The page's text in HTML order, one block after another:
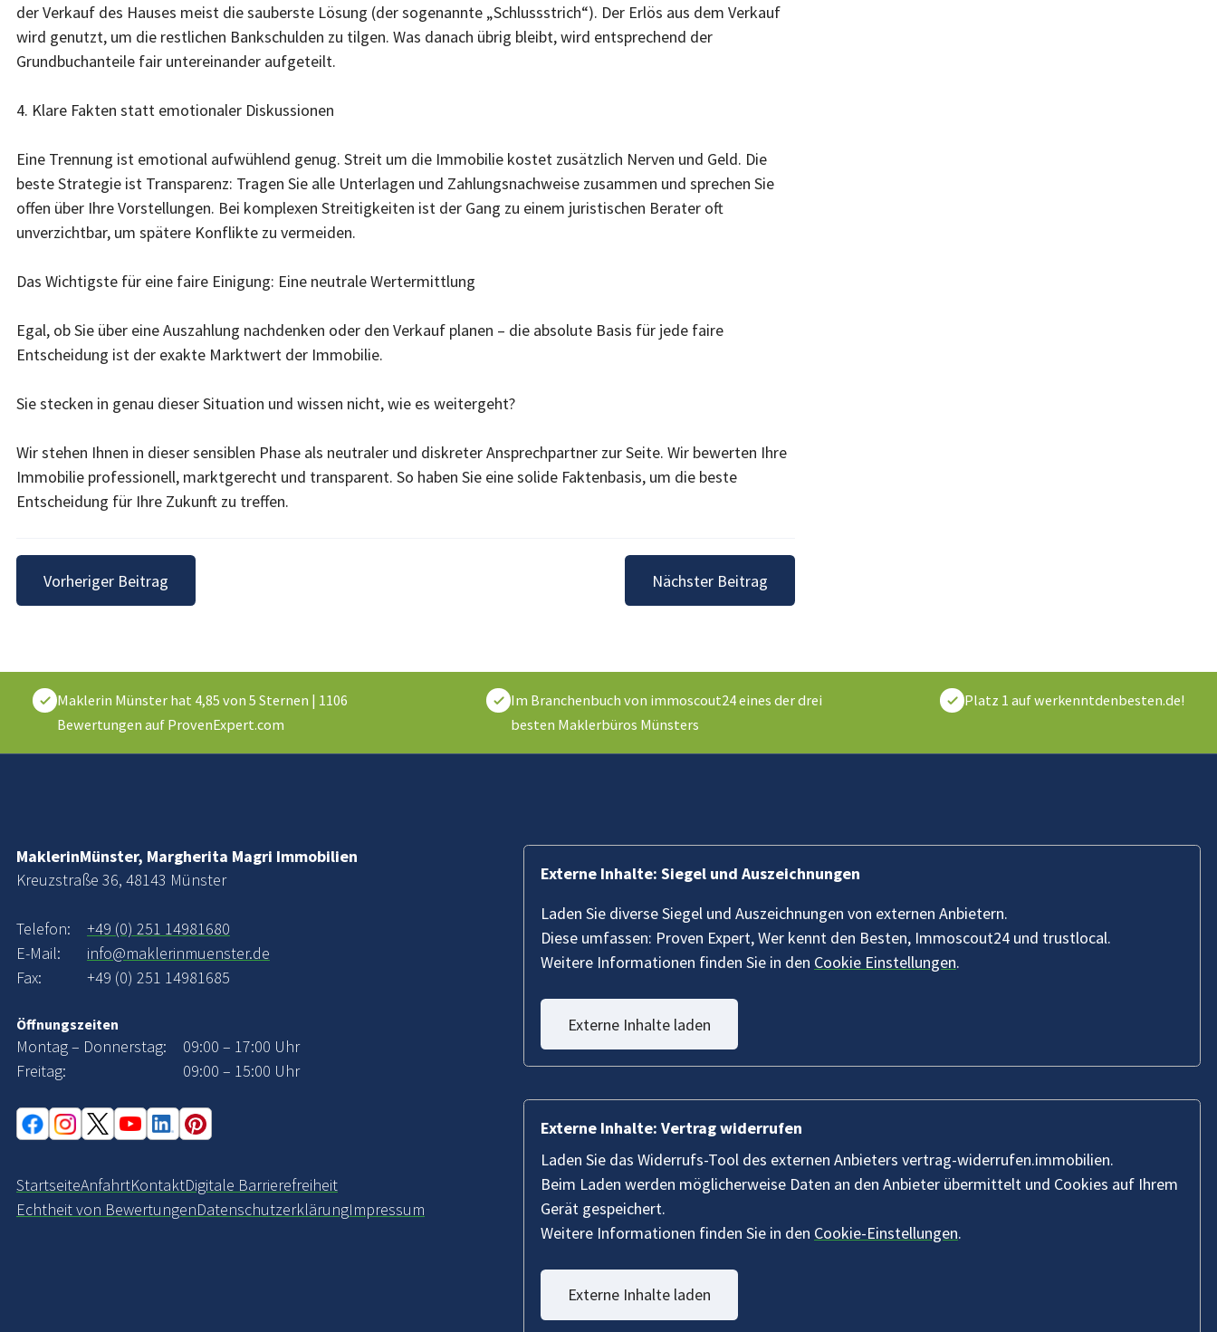
der Verkauf des Hauses meist die sauberste Lösung (der sogenannte „Schlussstrich“). Der Erlös aus dem Verkauf
wird genutzt, um die restlichen Bankschulden zu tilgen. Was danach übrig bleibt, wird entsprechend der
Grundbuchanteile fair untereinander aufgeteilt.
4. Klare Fakten statt emotionaler Diskussionen
Eine Trennung ist emotional aufwühlend genug. Streit um die Immobilie kostet zusätzlich Nerven und Geld. Die
beste Strategie ist Transparenz: Tragen Sie alle Unterlagen und Zahlungsnachweise zusammen und sprechen Sie
offen über Ihre Vorstellungen. Bei komplexen Streitigkeiten ist der Gang zu einem juristischen Berater oft
unverzichtbar, um spätere Konflikte zu vermeiden.
Das Wichtigste für eine faire Einigung: Eine neutrale Wertermittlung
Egal, ob Sie über eine Auszahlung nachdenken oder den Verkauf planen – die absolute Basis für jede faire
Entscheidung ist der exakte Marktwert der Immobilie.
Sie stecken in genau dieser Situation und wissen nicht, wie es weitergeht?
Wir stehen Ihnen in dieser sensiblen Phase als neutraler und diskreter Ansprechpartner zur Seite. Wir bewerten Ihre
Immobilie professionell, marktgerecht und transparent. So haben Sie eine solide Faktenbasis, um die beste
Entscheidung für Ihre Zukunft zu treffen.
Beitragsnavigation
Vorheriger Beitrag Nächster Beitrag
Maklerin Münster hat 4,85 von 5 Sternen | 1106
Bewertungen auf ProvenExpert.com
Im Branchenbuch von immoscout24 eines der drei
besten Maklerbüros Münsters
Platz 1 auf werkenntdenbesten.de!
MaklerinMünster, Margherita Magri Immobilien
Kreuzstraße 36, 48143 Münster
Telefon:
+49 (0) 251 14981680
E-Mail:
info@maklerinmuenster.de
Fax:
+49 (0) 251 14981685
Öffnungszeiten
Montag – Donnerstag:
09:00 – 17:00 Uhr
Freitag:
09:00 – 15:00 Uhr
StartseiteAnfahrtKontaktDigitale Barrierefreiheit
Echtheit von BewertungenDatenschutzerklärungImpressum
Externe Inhalte: Siegel und Auszeichnungen
Laden Sie diverse Siegel und Auszeichnungen von externen Anbietern.
Diese umfassen: Proven Expert, Wer kennt den Besten, Immoscout24 und trustlocal.
Weitere Informationen finden Sie in den Cookie Einstellungen.
Externe Inhalte laden
Externe Inhalte: Vertrag widerrufen
Laden Sie das Widerrufs-Tool des externen Anbieters vertrag-widerrufen.immobilien.
Beim Laden werden möglicherweise Daten an den Anbieter übermittelt und Cookies auf Ihrem
Gerät gespeichert.
Weitere Informationen finden Sie in den Cookie-Einstellungen.
Externe Inhalte laden